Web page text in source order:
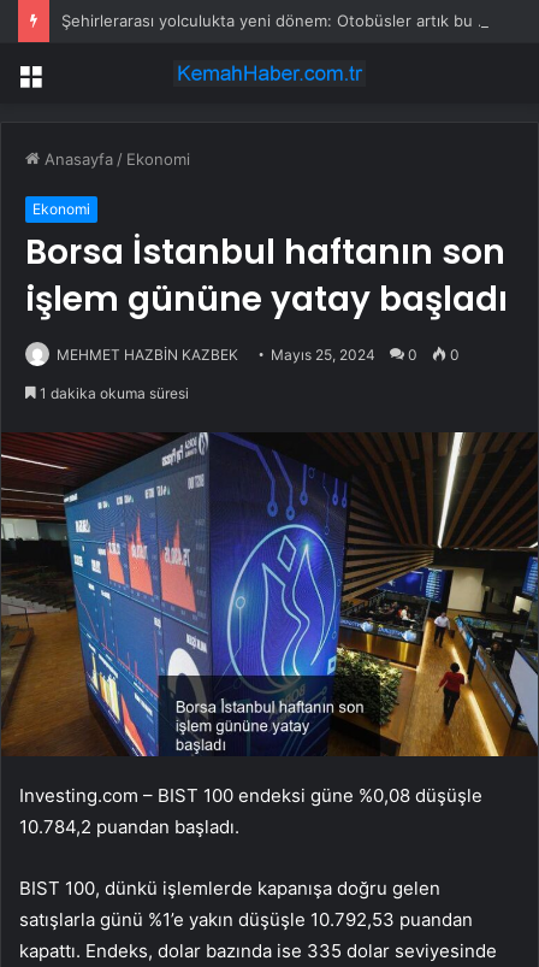
Şehirlerarası yolculukta yeni dönem: Otobüsler artık bu şehirlerde durmayacak
Menü
Anasayfa / Ekonomi
Ekonomi
Borsa İstanbul haftanın son
işlem gününe yatay başladı
MEHMET HAZBİN KAZBEK Mayıs 25, 2024 0 0
1 dakika okuma süresi
Investing.com – BIST 100 endeksi güne %0,08 düşüşle
10.784,2 puandan başladı.
BIST 100, dünkü işlemlerde kapanışa doğru gelen
satışlarla günü %1’e yakın düşüşle 10.792,53 puandan
kapattı. Endeks, dolar bazında ise 335 dolar seviyesinde